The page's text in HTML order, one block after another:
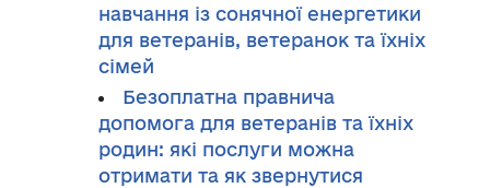
навчання із сонячної енергетики
для ветеранів, ветеранок та їхніх
сімей
Безоплатна правнича
допомога для ветеранів та їхніх
родин: які послуги можна
отримати та як звернутися